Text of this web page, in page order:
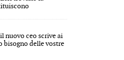
nuovo ceo scrive ai
bisogno delle vostre